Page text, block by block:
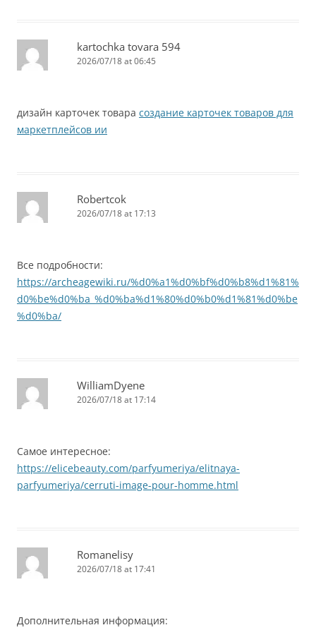
kartochka tovara 594
2026/07/18 at 06:45
дизайн карточек товара создание карточек товаров для
маркетплейсов ии
Robertcok
2026/07/18 at 17:13
Все подробности:
https://archeagewiki.ru/%d0%a1%d0%bf%d0%b8%d1%81%
d0%be%d0%ba_%d0%ba%d1%80%d0%b0%d1%81%d0%be
%d0%ba/
WilliamDyene
2026/07/18 at 17:14
Самое интересное:
https://elicebeauty.com/parfyumeriya/elitnaya-
parfyumeriya/cerruti-image-pour-homme.html
Romanelisy
2026/07/18 at 17:41
Дополнительная информация: